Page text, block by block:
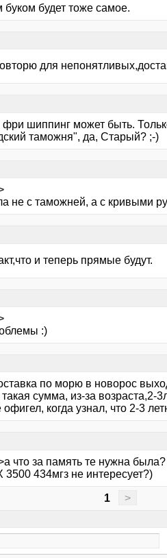
будет тоже самое.
для
фри шиппинг может быть.
таможня", да, Старый? ;-)
не с таможней, а с кривыми
и теперь прямые будут.
:)
по морю в новорос
сумма, из-за
когда узнал, что 2-3
что за память те нужна
3500 434мгз не интересует?)
1 >